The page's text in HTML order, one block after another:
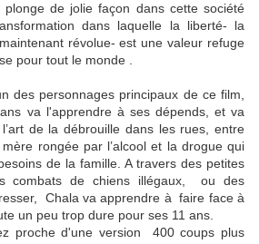
plonge de jolie façon dans cette société
dans laquelle la liberté- la
révolue- est une valeur refuge
pour tout le monde .
des personnages principaux de ce film,
va l'apprendre à ses dépends, et va
de la débrouille dans les rues, entre
rongée par l’alcool et la drogue qui
de la famille. A travers des petites
combats de chiens illégaux, ou des
Chala va apprendre à faire face à
un peu trop dure pour ses 11 ans.
proche d'une version 400 coups plus